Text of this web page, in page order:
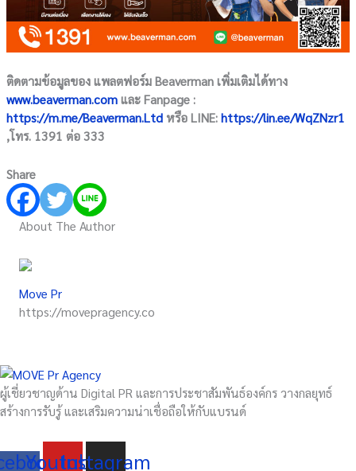
ติดตามข้อมูลของ แพลตฟอร์ม Beaverman เพิ่มเติมได้ทาง
www.beaverman.comและ Fanpage :
https://m.me/Beaverman.Ltd หรือ LINE:https://lin.ee/WqZNzr1
,โทร. 1391 ต่อ 333
Share
About The Author
Move Pr
https://movepragency.co
ผู้เชี่ยวชาญด้าน Digital PR และการประชาสัมพันธ์องค์กร วางกลยุทธ์
สร้างการรับรู้ และเสริมความน่าเชื่อถือให้กับแบรนด์
Youtube
Instagram